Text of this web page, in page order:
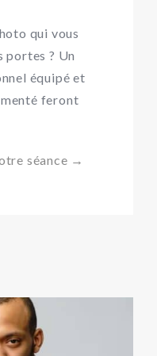
qui vous
portes ? Un
équipé et
feront
séance →